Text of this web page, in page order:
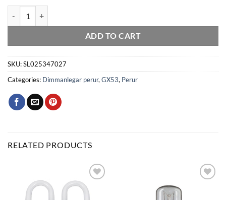
ADD TO CART
SKU:SL025347027
Categories: Dimmanlegar perur,GX53, Perur
RELATED PRODUCTS
Bæta
við á